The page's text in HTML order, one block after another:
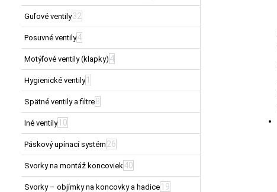
Guľové ventily32
Posuvné ventily4
Motýľové ventily (klapky) 4
Hygienické ventily 1
Spätné ventily a filtre8
Iné ventily 10
Páskový upínací systém 26
Svorky na montáž koncoviek 40
Svorky – objímky na koncovky a hadice 19